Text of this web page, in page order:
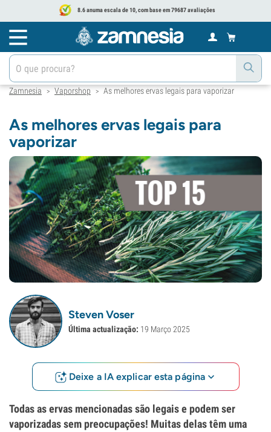
8.6 anuma escala de 10, com base em 79687 avaliações
Zamnesia > Vaporshop > As melhores ervas legais para vaporizar
As melhores ervas legais para
vaporizar
Steven Voser
Última actualização: 19 Março 2025
Deixe a IA explicar esta página
Todas as ervas mencionadas são legais e podem ser
vaporizadas sem preocupações! Muitas delas têm uma